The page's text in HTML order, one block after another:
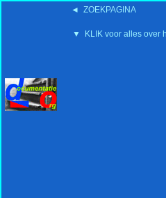
◄ ZOEKPAGINA
▼ KLIK voor alles over
'15:19 19-2-2008